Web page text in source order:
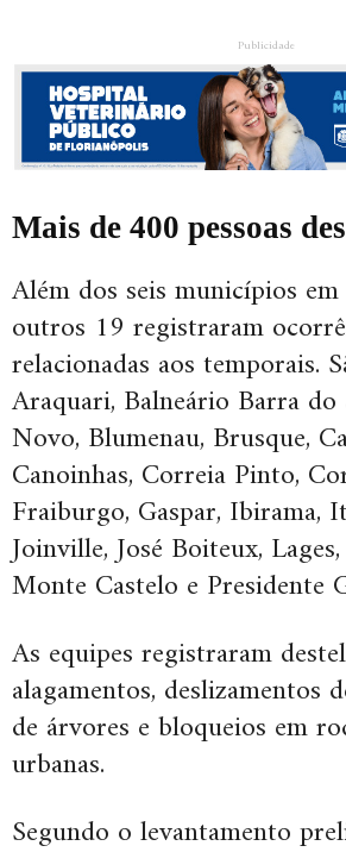
Publicidade
Mais de 400 pessoas
Além dos seis municípios
outros 19 registraram
relacionadas aos temporais.
Araquari, Balneário Barra
Novo, Blumenau, Brusque,
Canoinhas, Correia Pinto,
Fraiburgo, Gaspar, Ibirama,
Joinville, José Boiteux,
Monte Castelo e Presidente
As equipes registraram
alagamentos, deslizamentos
de árvores e bloqueios em
urbanas.
Segundo o levantamento